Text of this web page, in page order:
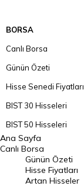
BORSA
Canlı Borsa
Günün Özeti
Hisse Senedi Fiyatları
BIST 30 Hisseleri
BIST 50 Hisseleri
BIST 100 Hisseleri
En Çok Artan Hisseler
En Çok Düşen Hisseler
Ana Sayfa
Canlı Borsa
Günün Özeti
Hisse Fiyatları
Artan Hisseler